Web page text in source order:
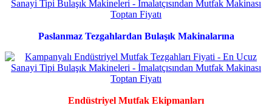
Paslanmaz Tezgahlardan Bulaşık Makinalarına
Endüstriyel Mutfak Ekipmanları